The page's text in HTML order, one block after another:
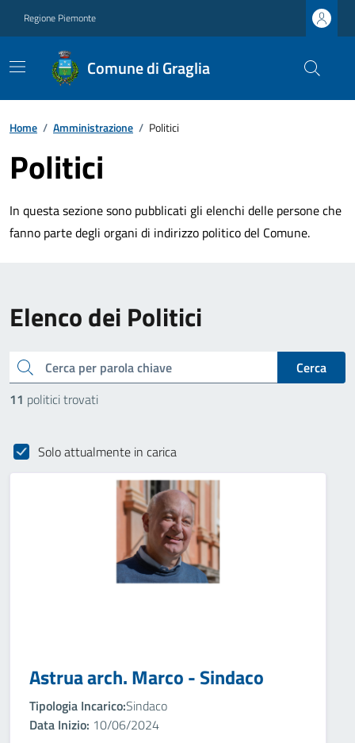
Regione Piemonte
Comune di Graglia
Home / Amministrazione / Politici
Politici
In questa sezione sono pubblicati gli elenchi delle persone che
fanno parte degli organi di indirizzo politico del Comune.
Elenco dei Politici
cerca
Cerca
11 politici trovati
Solo attualmente in carica
Astrua arch. Marco - Sindaco
Tipologia Incarico:Sindaco
Data Inizio: 10/06/2024